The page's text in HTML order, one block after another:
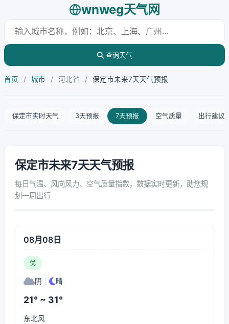
wnweg天气网
查询天气
首页 / 城市 / 河北省 / 保定市未来7天天气预报
保定市实时天气 3天预报 7天预报 空气质量 出行建议
保定市未来7天天气预报
每日气温、风向风力、空气质量指数，数据实时更新，助您规
划一周出行
08月08日
优
阴 晴
21° ~ 31°
东北风